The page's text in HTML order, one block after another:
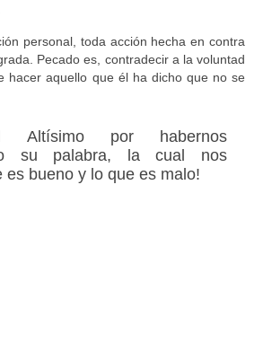
personal, toda acción hecha en contra
Pecado es, contradecir a la voluntad
hacer aquello que él ha dicho que no se
Altísimo por habernos
su palabra, la cual nos
es bueno y lo que es malo!